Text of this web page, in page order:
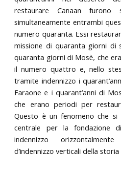
restaurare Canaan furono
simultaneamente entrambi
numero quaranta. Essi
missione di quaranta giorni di
quaranta giorni di Mosè, che
il numero quattro e, nello
tramite indennizzo i
Faraone e i quarant’anni di
che erano periodi per
Questo è un fenomeno che
centrale per la fondazione
indennizzo
d’indennizzo verticali della